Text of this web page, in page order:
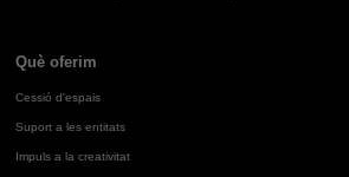
Què oferim
Cessió d'espais
Suport a les entitats
Impuls a la creativitat